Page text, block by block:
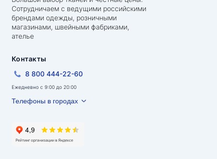
Сотрудничаем с ведущими российскими
брендами одежды, розничными
магазинами, швейными фабриками,
ателье
Контакты
8 800 444-22-60
Ежедневно с 9:00 до 20:00
Телефоны в городах